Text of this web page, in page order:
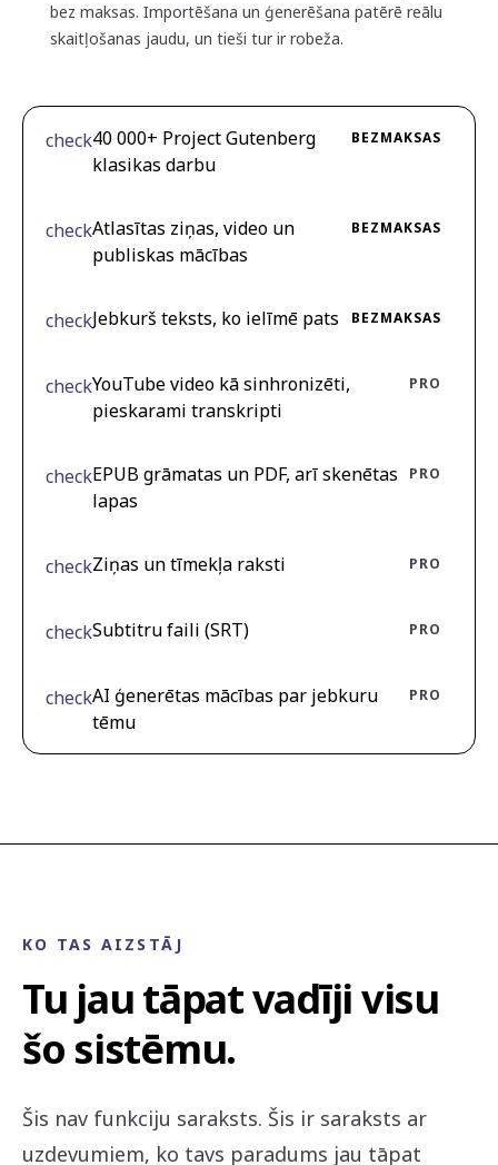
bez maksas. Importēšana un ģenerēšana patērē reālu
skaitļošanas jaudu, un tieši tur ir robeža.
check40 000+ Project Gutenberg
klasikas darbu
BEZMAKSAS
checkAtlasītas ziņas, video un
publiskas mācības
BEZMAKSAS
checkJebkurš teksts, ko ielīmē pats BEZMAKSAS
checkYouTube video kā sinhronizēti,
pieskarami transkripti
PRO
checkEPUB grāmatas un PDF, arī skenētas
lapas
PRO
checkZiņas un tīmekļa raksti PRO
checkSubtitru faili (SRT) PRO
checkAI ģenerētas mācības par jebkuru
tēmu
PRO
KO TAS AIZSTĀJ
Tu jau tāpat vadīji visu
šo sistēmu.
Šis nav funkciju saraksts. Šis ir saraksts ar
uzdevumiem, ko tavs paradums jau tāpat